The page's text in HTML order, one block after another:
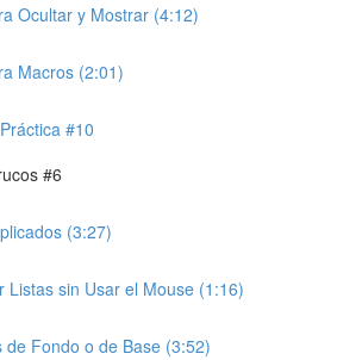
Ocultar y Mostrar (4:12)
Macros (2:01)
#10
#6
(3:27)
Listas sin Usar el Mouse (1:16)
de Fondo o de Base (3:52)